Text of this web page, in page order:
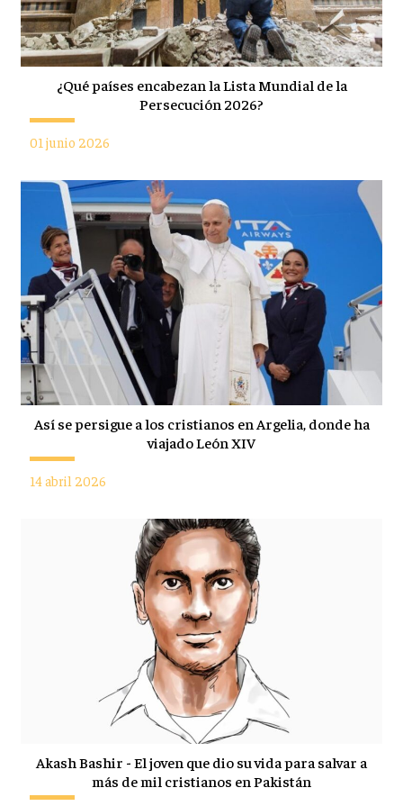
¿Qué países encabezan la Lista Mundial de la
Persecución 2026?
01 junio 2026
Así se persigue a los cristianos en Argelia, donde ha
viajado León XIV
14 abril 2026
Akash Bashir - El joven que dio su vida para salvar a
más de mil cristianos en Pakistán